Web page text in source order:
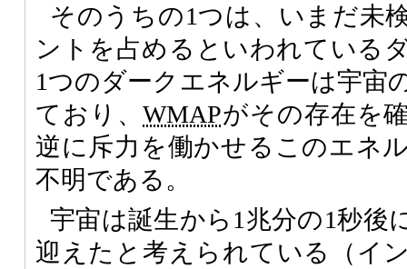
そのうちの1つは、いまだ未
ントを占めるといわれている
1つのダークエネルギーは宇宙
ており、WMAPがその存在を
逆に斥力を働かせるこのエネ
不明である。
宇宙は誕生から1兆分の1秒後
迎えたと考えられている（イ